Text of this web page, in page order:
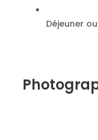
Déjeuner